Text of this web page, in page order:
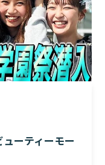
ーティーモー